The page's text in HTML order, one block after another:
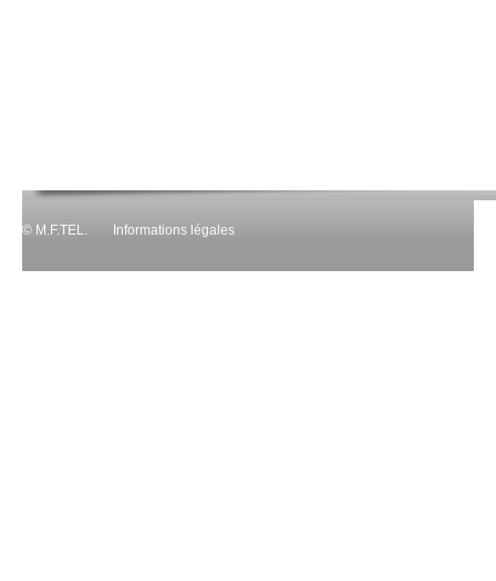
© M.F.TEL. Informations légales